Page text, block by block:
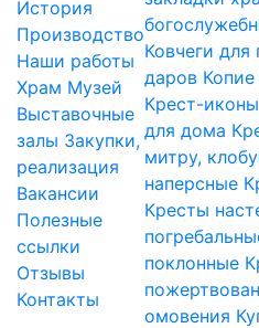
История
Производство
Наши работы
Храм Музей
Выставочные
залы Закупки,
реализация
Вакансии
Полезные
ссылки
Отзывы
Контакты
Ковчеги
даров Копие
Крест-
для дома
митру,
наперсные
Кресты
поклонные
омовения